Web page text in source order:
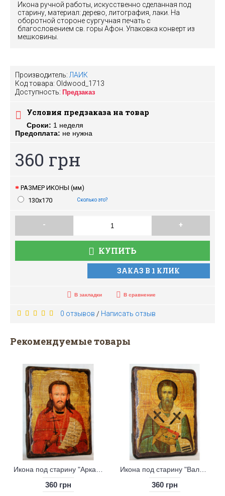
Икона ручной работы, искусственно сделанная под
старину, материал: дерево, литография, лаки. На
оборотной стороне сургучная печать с
благословением св. горы Афон. Упаковка конверт из
мешковины.
Производитель: ЛАИК
Код товара: Oldwood_1713
Доступность: Предзаказ
Условия предзаказа на товар
Сроки: 1 неделя
Предоплата: не нужна
360 грн
РАЗМЕР ИКОНЫ (мм)
130х170
Сколько это?
- +
КУПИТЬ
ЗАКАЗ В 1 КЛИК
В закладки В сравнение
0 отзывов / Написать отзыв
Рекомендуемые товары
360 грн 360 грн